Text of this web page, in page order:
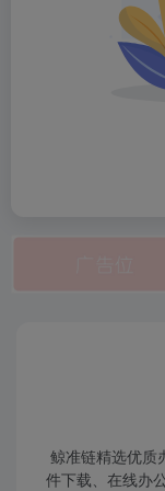
鲸准链精选优质
件下载、在线办